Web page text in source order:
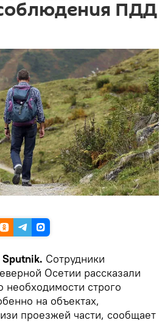
ПДД
Сотрудники
Осетии рассказали
необходимости строго
на объектах,
проезжей части, сообщает